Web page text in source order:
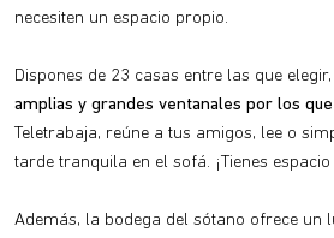
necesiten un espacio propio.
Dispones de 23 casas entre las que
amplias y grandes ventanales por los
Teletrabaja, reúne a tus amigos, lee o
tarde tranquila en el sofá. ¡Tienes
Además, la bodega del sótano ofrece un